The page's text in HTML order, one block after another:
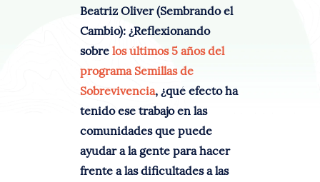
Beatriz Oliver (Sembrando el
Cambio): ¿Reflexionando
sobre los últimos 5 años del
programa Semillas de
Sobrevivencia, ¿qué efecto ha
tenido ese trabajo en las
comunidades que puede
ayudar a la gente para hacer
frente a las dificultades a las